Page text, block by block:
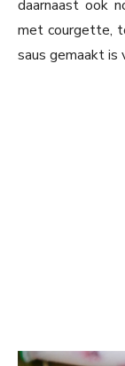
daarnaast ook
met courgette,
saus gemaakt is